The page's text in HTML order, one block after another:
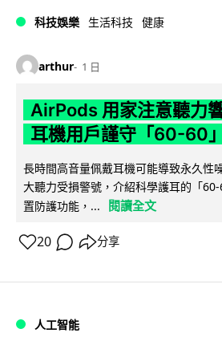
科技娛樂 生活科技 健康
arthur 1 日
AirPods 用家注意聽力
耳機用戶謹守「60-60
長時間高音量佩戴耳機可能導致永久性
大聽力受損警號，介紹科學護耳的「
置防護功能，...
閱讀全文
20 分享
人工智能